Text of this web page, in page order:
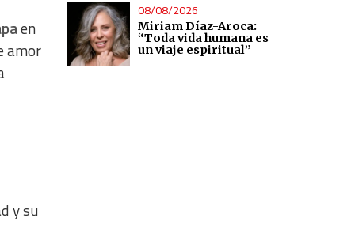
en
amor
y su
08/08/2026
Miriam Díaz-Aroca:
“Toda vida humana es
un viaje espiritual”